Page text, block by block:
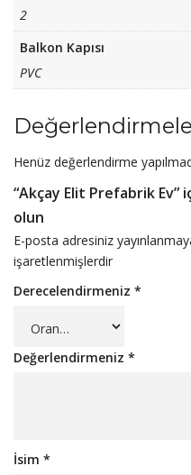
2
Balkon Kapısı
PVC
Henüz değerlendirme
“Akçay Elit Prefabrik Ev”
olun
E-posta adresiniz
işaretlenmişlerdir
Derecelendirmeniz *
Değerlendirmeniz *
İsim *